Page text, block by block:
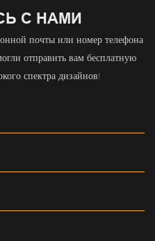
С НАМИ
почты или номер телефона
отправить вам бесплатную
спектра дизайнов!